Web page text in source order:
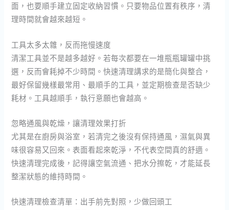
面，也要順手建立固定收納習慣。只要物品位置有秩序，清
理時間就會越來越短。
工具太多太雜，反而拖慢速度
清潔工具並不是越多越好。若每次都要在一堆瓶瓶罐罐中挑
選，反而會耗掉不少時間。快速清理講求的是簡化與整合，
最好保留幾樣最常用、最順手的工具，並定期檢查是否缺少
耗材。工具越順手，執行意願也會越高。
忽略通風與乾燥，讓清理效果打折
尤其是在廚房與浴室，若清完之後沒有保持通風，濕氣與異
味很容易又回來。表面看起來乾淨，不代表空間真的舒適。
快速清理完成後，記得讓空氣流通、把水分擦乾，才能延長
整潔狀態的維持時間。
快速清理檢查清單：出手前先對照，少做回頭工